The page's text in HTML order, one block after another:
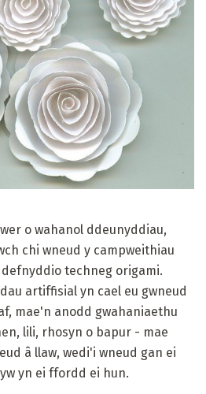
o wahanol ddeunyddiau,
chi wneud y campweithiau
techneg origami.
artiffisial yn cael eu gwneud
mae'n anodd gwahaniaethu
lili, rhosyn o bapur - mae
â llaw, wedi'i wneud gan ei
yn ei ffordd ei hun.